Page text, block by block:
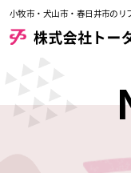
小牧市・犬山市・春日井市の